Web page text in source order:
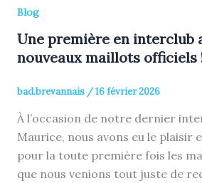
Blog
Une première en interclub
nouveaux maillots officiels
bad.brevannais /16 février 2026
À l’occasion de notre dernier
Maurice, nous avons eu le
pour la toute première fois les
que nous venions tout juste de